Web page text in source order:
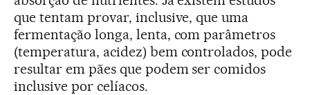
que tentam provar, inclusive, que uma
fermentação longa, lenta, com parâmetros
(temperatura, acidez) bem controlados, pode
resultar em pães que podem ser comidos
inclusive por celíacos.